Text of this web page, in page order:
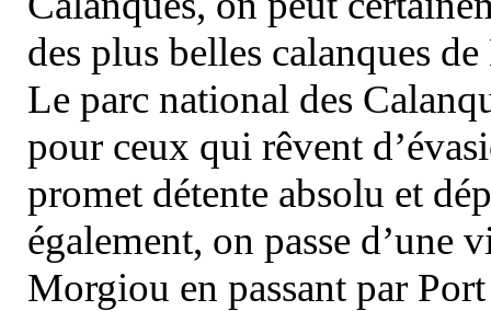
des plus belles calanques
Le parc national des
pour ceux qui rêvent
promet détente absolu et
également, on passe d’une
Morgiou en passant par